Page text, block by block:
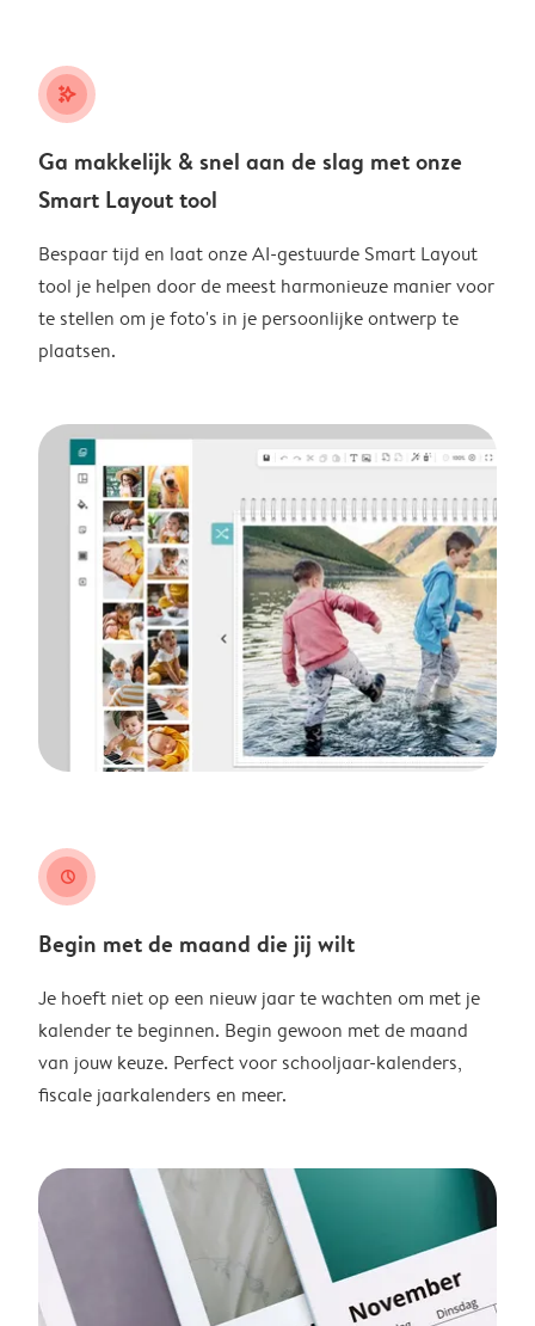
stars_plus
Ga makkelijk & snel aan de slag met onze
Smart Layout tool
Bespaar tijd en laat onze AI-gestuurde Smart Layout
tool je helpen door de meest harmonieuze manier voor
te stellen om je foto's in je persoonlijke ontwerp te
plaatsen.
clock
Begin met de maand die jij wilt
Je hoeft niet op een nieuw jaar te wachten om met je
kalender te beginnen. Begin gewoon met de maand
van jouw keuze. Perfect voor schooljaar-kalenders,
fiscale jaarkalenders en meer.